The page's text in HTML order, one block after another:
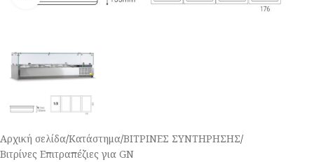
Αρχική σελίδα/Κατάστημα/ΒΙΤΡΙΝΕΣ ΣΥΝΤΗΡΗΣΗΣ/
Βιτρίνες Επιτραπέζιες για GN